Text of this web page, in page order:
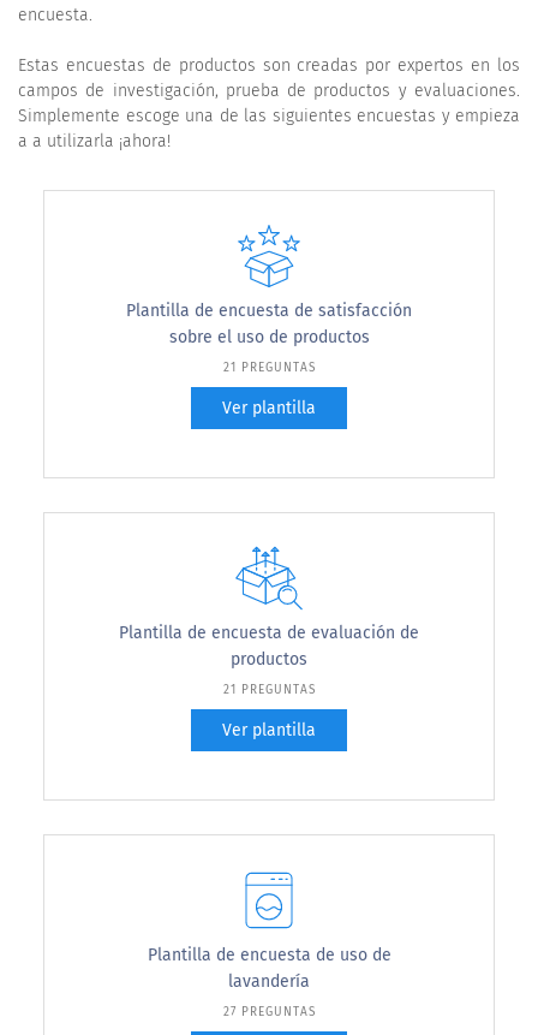
encuesta.
Estas encuestas de productos son creadas por expertos en los
campos de investigación, prueba de productos y evaluaciones.
Simplemente escoge una de las siguientes encuestas y empieza
a a utilizarla ¡ahora!
Plantilla de encuesta de satisfacción
sobre el uso de productos
21 PREGUNTAS
Ver plantilla
Plantilla de encuesta de evaluación de
productos
21 PREGUNTAS
Ver plantilla
Plantilla de encuesta de uso de
lavandería
27 PREGUNTAS